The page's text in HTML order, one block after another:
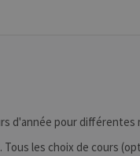
d'année pour différentes
les choix de cours